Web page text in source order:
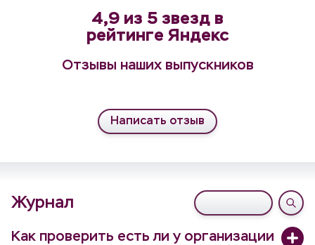
4,9 из 5 звезд в
рейтинге Яндекс
Отзывы наших выпускников
Написать отзыв
Журнал
Как проверить есть ли у организации